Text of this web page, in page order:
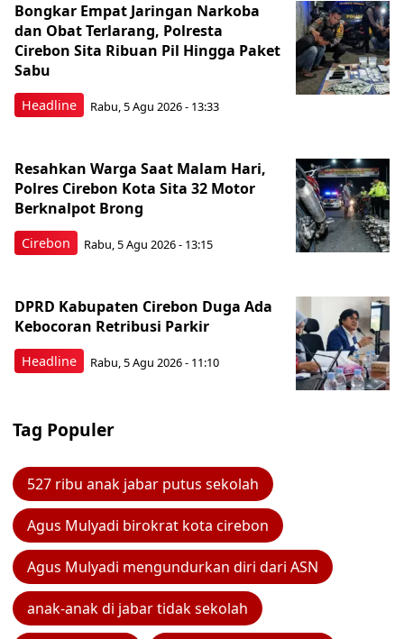
Headline
Bongkar Empat Jaringan Narkoba
dan Obat Terlarang, Polresta
Cirebon Sita Ribuan Pil Hingga Paket
Sabu
Rabu, 5 Agu 2026 - 13:33
Cirebon
Resahkan Warga Saat Malam Hari,
Polres Cirebon Kota Sita 32 Motor
Berknalpot Brong
Rabu, 5 Agu 2026 - 13:15
Headline
DPRD Kabupaten Cirebon Duga Ada
Kebocoran Retribusi Parkir
Rabu, 5 Agu 2026 - 11:10
Tag Populer
527 ribu anak jabar putus sekolah
Agus Mulyadi birokrat kota cirebon
Agus Mulyadi mengundurkan diri dari ASN
anak-anak di jabar tidak sekolah